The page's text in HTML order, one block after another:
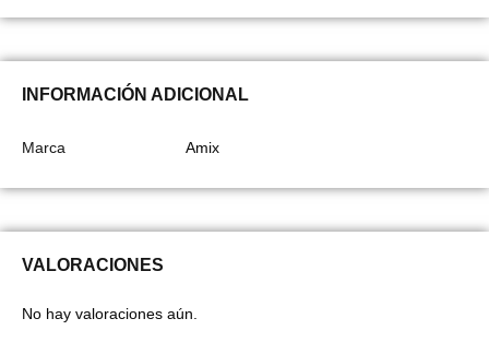
INFORMACIÓN ADICIONAL
Marca Amix
VALORACIONES
No hay valoraciones aún.